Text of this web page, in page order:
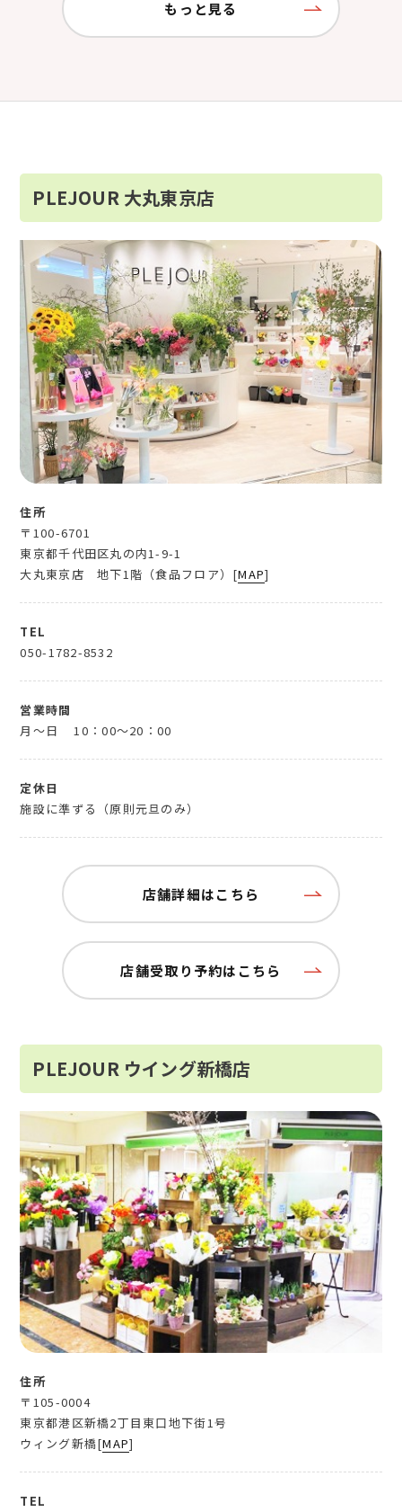
もっと見る
PLEJOUR 大丸東京店
住所
〒100-6701
東京都千代田区丸の内1-9-1
大丸東京店 地下1階（食品フロア）[MAP]
TEL
050-1782-8532
営業時間
月～日
10：00～20：00
定休日
施設に準ずる（原則元旦のみ）
店舗詳細はこちら
店舗受取り予約はこちら
PLEJOUR ウイング新橋店
住所
〒105-0004
東京都港区新橋2丁目東口地下街1号
ウィング新橋[MAP]
TEL